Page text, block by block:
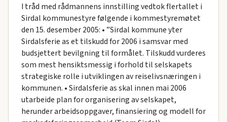
I tråd med rådmannens innstilling vedtok flertallet i
Sirdal kommunestyre følgende i kommestyremøtet
den 15. desember 2005: • ”Sirdal kommune yter
Sirdalsferie as et tilskudd for 2006 i samsvar med
budsjettert bevilgning til formålet. Tilskudd vurderes
som mest hensiktsmessig i forhold til selskapets
strategiske rolle i utviklingen av reiselivsnæringen i
kommunen. • Sirdalsferie as skal innen mai 2006
utarbeide plan for organisering av selskapet,
herunder arbeidsoppgaver, finansiering og modell for